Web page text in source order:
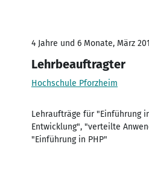
4 Jahre und 6 Monate, März
Lehrbeauftragter
Hochschule Pforzheim
Lehraufträge für "Einführung
Entwicklung", "verteilte
"Einführung in PHP"